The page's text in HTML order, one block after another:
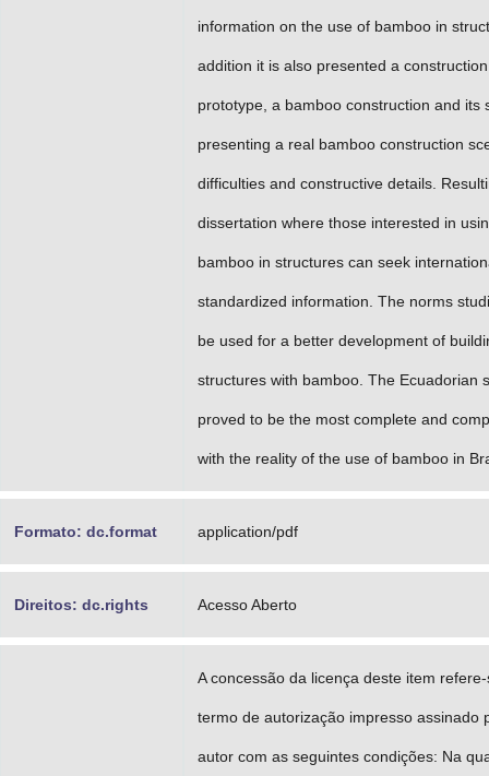
information on the use of bamboo in
addition it is also presented a
prototype, a bamboo construction and its
presenting a real bamboo construction
difficulties and constructive details.
dissertation where those interested in
bamboo in structures can seek
standardized information. The norms
be used for a better development of
structures with bamboo. The Ecuadorian
proved to be the most complete and
with the reality of the use of bamboo in
Formato: dc.format application/pdf
Direitos: dc.rights Acesso Aberto
A concessão da licença deste item
termo de autorização impresso assinado
autor com as seguintes condições: Na